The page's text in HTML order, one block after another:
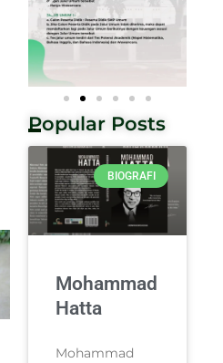
Popular Posts
BIOGRAFI
Mohammad
Hatta
Mohammad